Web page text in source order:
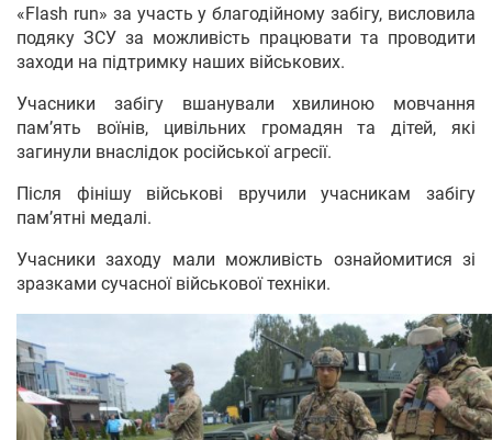
«Flash run» за участь у благодійному забігу, висловила
подяку ЗСУ за можливість працювати та проводити
заходи на підтримку наших військових.
Учасники забігу вшанували хвилиною мовчання
пам’ять воїнів, цивільних громадян та дітей, які
загинули внаслідок російської агресії.
Після фінішу військові вручили учасникам забігу
пам’ятні медалі.
Учасники заходу мали можливість ознайомитися зі
зразками сучасної військової техніки.